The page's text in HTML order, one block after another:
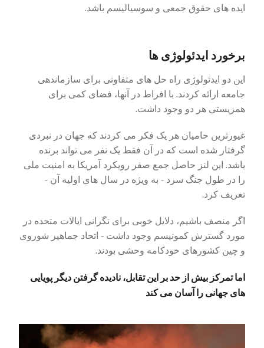
ایده های حقوق جمعی و سوسیالیسم باشد.
برخورد ایدئولوژی ها
این دو ایدئولوژی راه حل های متفاوتی برای سازماندهی
جامعه ارائه کردند. با افراط در آنها، فضای کمی برای
همزیستی هر دو وجود داشت.
غیورترین حامیان هر یک فکر می کردند که جهان در نبردی
گرفتار شده است که در آن فقط یک نفر می تواند برنده
باشد. این لنز حاصل جمع صفر رویکرد آمریکا به امنیت ملی
را در طول جنگ سرد - به ویژه در سال های اولیه آن -
تعریف کرد.
اگر منصف باشیم، دلایل خوبی برای نگرانی ایالات متحده در
مورد گسترش کمونیسم وجود داشت - اتحاد جماهیر شوروی
و چین کشورهای خودکامه وحشی بودند.
اما تمرکز بیش از حد بر این تقابل، نادیده گرفتن دیگر پویایی
های جهانی را آسان می کند